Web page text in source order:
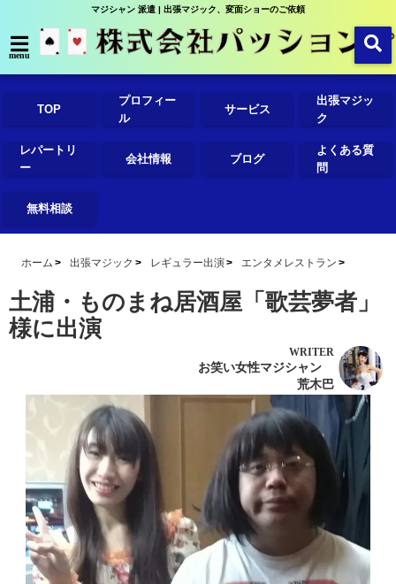
マジシャン 派遣 | 出張マジック、変面ショーのご依頼
menu
TOP
プロフィー
ル
サービス
出張マジッ
ク
レパートリ
ー
会社情報 ブログ
よくある質
問
無料相談
ホーム 出張マジック レギュラー出演 エンタメレストラン
土浦・ものまね居酒屋「歌芸夢者」
様に出演
WRITER
お笑い女性マジシャン
荒木巴